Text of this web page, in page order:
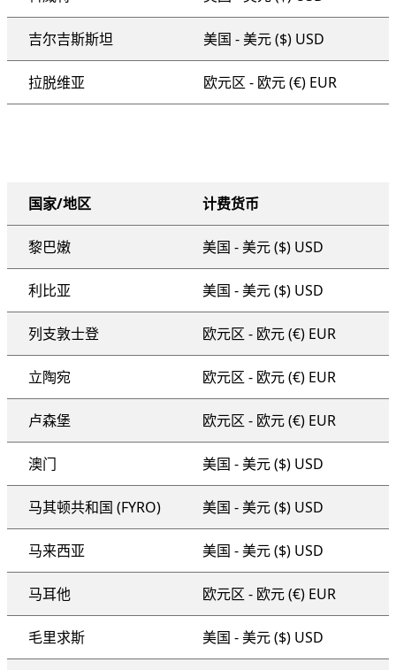
吉尔吉斯斯坦 美国 - 美元 ($) USD
拉脱维亚 欧元区 - 欧元 (€) EUR
组织范围的支持套餐
国家/地区 计费货币
黎巴嫩 美国 - 美元 ($) USD
利比亚 美国 - 美元 ($) USD
列支敦士登 欧元区 - 欧元 (€) EUR
立陶宛 欧元区 - 欧元 (€) EUR
卢森堡 欧元区 - 欧元 (€) EUR
澳门 美国 - 美元 ($) USD
马其顿共和国 (FYRO) 美国 - 美元 ($) USD
马来西亚 美国 - 美元 ($) USD
马耳他 欧元区 - 欧元 (€) EUR
毛里求斯 美国 - 美元 ($) USD